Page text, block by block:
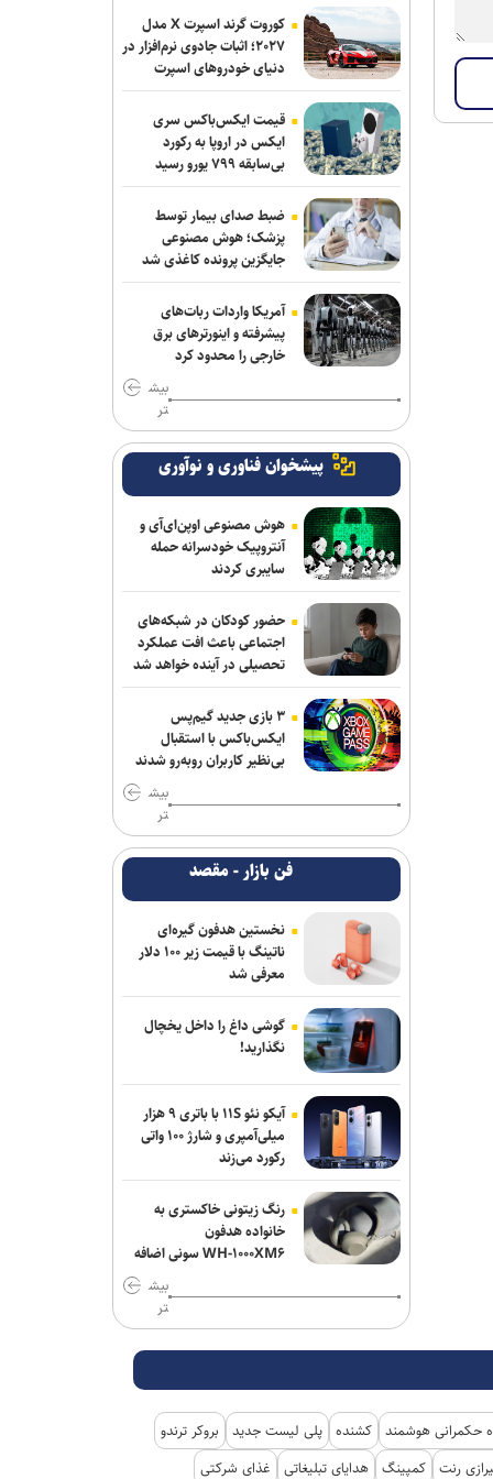
گاردین: ترامپ هیچ ایده‌ای برای پایان دادن
به جنگ شکست‌خورده علیه ایران ندارد
سردار موسوی: بسیجیان دریا دل کاشان به
وجود شما مباهات می‌کنیم
وال‌استریت ژورنال: ترامپ دستور تحقیق
درباره افشای اطلاعات ذخایر تسلیحاتی
آمریکا را صادر کرد
واشنگتن‌پست: نارضایتی ترامپ از وزیر
جنگ آمریکا افزایش یافته است
جی‌دی ونس: ایرانی‌ها مذاکره‌کنندگان
سرسختی هستند
نظرسنجی رویترز: آمریکایی‌ها نگران
پیامد‌های جنگ با ایران و افزایش قیمت
سوخت هستند
سردار ابن‌الرضا: فناوری بومی ایران، برتر از
هر سامانه وارداتی در منطقه است
تحقیقات ارتش آمریکا درباره موج خودکشی
در فرماندهی سایبری؛ نگرانی از فشار‌های
ناشی از جنگ و مأموریت‌های فزاینده
طباطبائی: قسمت دوم گزارش رئیس جمهور
به مردم امشب پخش می‌شود
قشقاوی: آمریکا یک هفته پس از تفاهم
اسلام آباد آن را نقض کرد
پاکستان: خواهان جنگ با افغانستان
نیستیم؛ طالبان باید حمایت از تروریسم را
متوقف کند
برکناری دو مقام ارشد موساد پس از ناکامی
طرح علیه ایران
واشنگتن‌پست: ترامپ در محافل خصوصی
از جی‌دی ونس برای انتخابات ۲۰۲۸ حمایت
می‌کند
نشست خبری رئیس‌جمهور فردا برگزار
می‌شود
برنی سندرز: ترامپ خطرناک‌ ترین رئیس‌
جمهور تاریخ آمریکا است
یونیسف: در ۳۰۰ روز گذشته دست‌کم ۳۰۰
کودک فلسطینی در غزه جان باختند
کوروت گرند اسپرت X مدل
۲۰۲۷؛ اثبات جادوی نرم‌افزار در
دنیای خودروهای اسپرت
قیمت ایکس‌باکس سری
ایکس در اروپا به رکورد
بی‌سابقه ۷۹۹ یورو رسید
ضبط صدای بیمار توسط
پزشک؛ هوش مصنوعی
جایگزین پرونده کاغذی شد
آمریکا واردات ربات‌های
پیشرفته و اینورترهای برق
خارجی را محدود کرد
بیش
تر
پیشخوان فناوری و نوآوری
هوش مصنوعی اوپن‌ای‌آی و
آنتروپیک خودسرانه حمله
سایبری کردند
حضور کودکان در شبکه‌های
اجتماعی باعث افت عملکرد
تحصیلی در آینده خواهد شد
۳ بازی جدید گیم‌پس
ایکس‌باکس با استقبال
بی‌نظیر کاربران روبه‌رو شدند
بیش
تر
فن بازار - مقصد
نخستین هدفون گیره‌ای
ناتینگ با قیمت زیر ۱۰۰ دلار
معرفی شد
گوشی داغ را داخل یخچال
نگذارید!
آیکو نئو ۱۱S با باتری ۹ هزار
میلی‌آمپری و شارژ ۱۰۰ واتی
رکورد می‌زند
رنگ زیتونی خاکستری به
خانواده هدفون
WH-۱۰۰۰XM۶ سونی اضافه
بیش
تر
حکمرانی هوشمند کشنده پلی لیست جدید
بروکر ترندو
رنت کمپینگ هدایای تبلیغاتی غذای شرکتی